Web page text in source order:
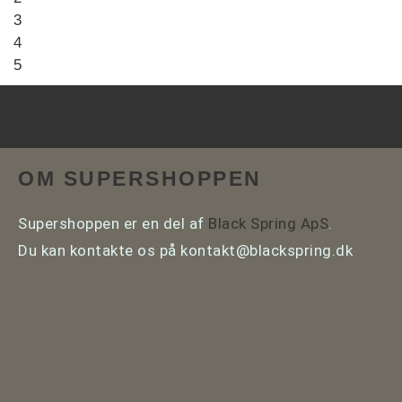
3
4
5
OM SUPERSHOPPEN
Supershoppen er en del af Black Spring ApS.
Du kan kontakte os på kontakt@blackspring.dk